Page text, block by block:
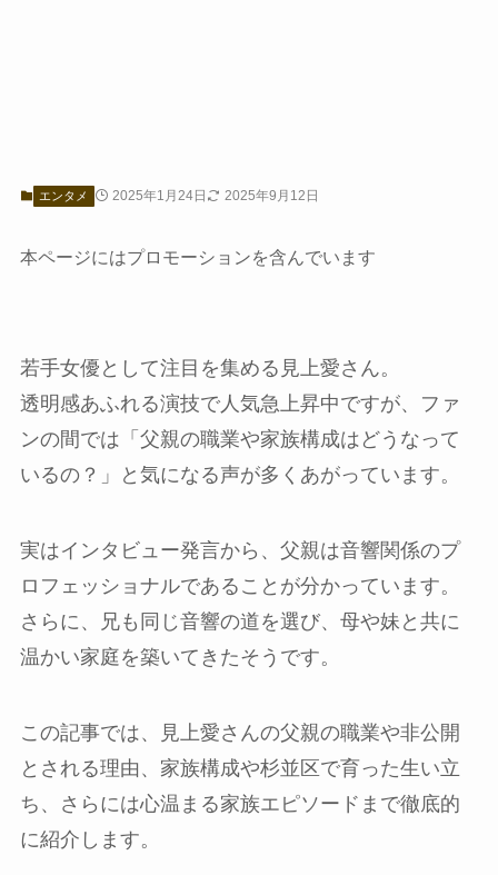
エンタメ 2025年1月24日 2025年9月12日
本ページにはプロモーションを含んでいます
若手女優として注目を集める見上愛さん。
透明感あふれる演技で人気急上昇中ですが、ファ
ンの間では「父親の職業や家族構成はどうなって
いるの？」と気になる声が多くあがっています。
実はインタビュー発言から、父親は音響関係のプ
ロフェッショナルであることが分かっています。
さらに、兄も同じ音響の道を選び、母や妹と共に
温かい家庭を築いてきたそうです。
この記事では、見上愛さんの父親の職業や非公開
とされる理由、家族構成や杉並区で育った生い立
ち、さらには心温まる家族エピソードまで徹底的
に紹介します。